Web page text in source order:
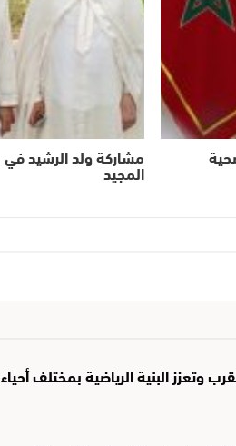
مشاركة ولد الرشيد
المجيد
وتعزز البنية الرياضية بمختلف أحياء